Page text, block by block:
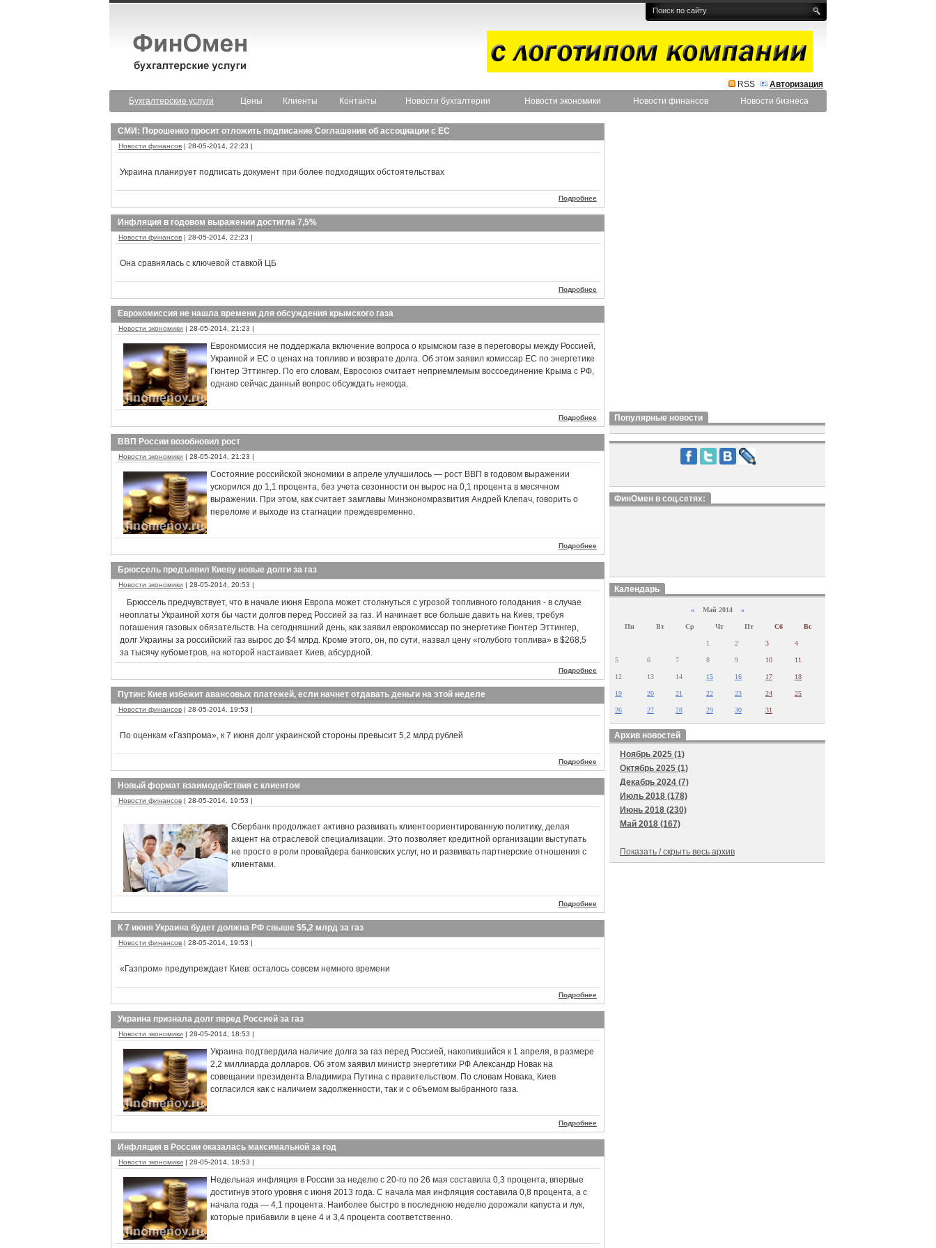
RSS
Авторизация
Бухгалтерские услуги
Цены Клиенты Контакты Новости бухгалтерии Новости экономики Новости финансов Новости бизнеса
СМИ: Порошенко просит отложить подписание Соглашения об ассоциации с ЕС
Новости финансов | 28-05-2014, 22:23 |
Украина планирует подписать документ при более подходящих обстоятельствах
Подробнее
Инфляция в годовом выражении достигла 7,5%
Новости финансов | 28-05-2014, 22:23 |
Она сравнялась с ключевой ставкой ЦБ
Подробнее
Еврокомиссия не нашла времени для обсуждения крымского газа
Новости экономики | 28-05-2014, 21:23 |
Еврокомиссия не поддержала включение вопроса о крымском газе в переговоры между Россией,
Украиной и ЕС о ценах на топливо и возврате долга. Об этом заявил комиссар ЕС по энергетике
Гюнтер Эттингер. По его словам, Евросоюз считает неприемлемым воссоединение Крыма с РФ,
однако сейчас данный вопрос обсуждать некогда.
Подробнее
ВВП России возобновил рост
Новости экономики | 28-05-2014, 21:23 |
Состояние российской экономики в апреле улучшилось — рост ВВП в годовом выражении
ускорился до 1,1 процента, без учета сезонности он вырос на 0,1 процента в месячном
выражении. При этом, как считает замглавы Минэкономразвития Андрей Клепач, говорить о
переломе и выходе из стагнации преждевременно.
Подробнее
Брюссель предъявил Киеву новые долги за газ
Новости экономики | 28-05-2014, 20:53 |
Брюссель предчувствует, что в начале июня Европа может столкнуться с угрозой топливного голодания - в случае
неоплаты Украиной хотя бы части долгов перед Россией за газ. И начинает все больше давить на Киев, требуя
погашения газовых обязательств. На сегодняшний день, как заявил еврокомиссар по энергетике Гюнтер Эттингер,
долг Украины за российский газ вырос до $4 млрд. Кроме этого, он, по сути, назвал цену «голубого топлива» в $268,5
за тысячу кубометров, на которой настаивает Киев, абсурдной.
Подробнее
Путин: Киев избежит авансовых платежей, если начнет отдавать деньги на этой неделе
Новости финансов | 28-05-2014, 19:53 |
По оценкам «Газпрома», к 7 июня долг украинской стороны превысит 5,2 млрд рублей
Подробнее
Новый формат взаимодействия с клиентом
Новости финансов | 28-05-2014, 19:53 |
Сбербанк продолжает активно развивать клиентоориентированную политику, делая
акцент на отраслевой специализации. Это позволяет кредитной организации выступать
не просто в роли провайдера банковских услуг, но и развивать партнерские отношения с
клиентами.
Подробнее
К 7 июня Украина будет должна РФ свыше $5,2 млрд за газ
Новости финансов | 28-05-2014, 19:53 |
«Газпром» предупреждает Киев: осталось совсем немного времени
Подробнее
Украина признала долг перед Россией за газ
Новости экономики | 28-05-2014, 18:53 |
Украина подтвердила наличие долга за газ перед Россией, накопившийся к 1 апреля, в размере
2,2 миллиарда долларов. Об этом заявил министр энергетики РФ Александр Новак на
совещании президента Владимира Путина с правительством. По словам Новака, Киев
согласился как с наличием задолженности, так и с объемом выбранного газа.
Подробнее
Инфляция в России оказалась максимальной за год
Новости экономики | 28-05-2014, 18:53 |
Недельная инфляция в России за неделю с 20-го по 26 мая составила 0,3 процента, впервые
достигнув этого уровня с июня 2013 года. C начала мая инфляция составила 0,8 процента, а с
начала года — 4,1 процента. Наиболее быстро в последнюю неделю дорожали капуста и лук,
которые прибавили в цене 4 и 3,4 процента соответственно.
Популярные новости
ФинОмен в соц.сетях:
Календарь
«Май 2014 »
Пн Вт Ср Чт Пт Сб Вс
1 2 3 4
5 6 7 8 9 10 11
12 13 14 15 16 17 18
19 20 21 22 23 24 25
26 27 28 29 30 31
Архив новостей
Ноябрь 2025 (1)
Октябрь 2025 (1)
Декабрь 2024 (7)
Июль 2018 (178)
Июнь 2018 (230)
Май 2018 (167)
Показать / скрыть весь архив